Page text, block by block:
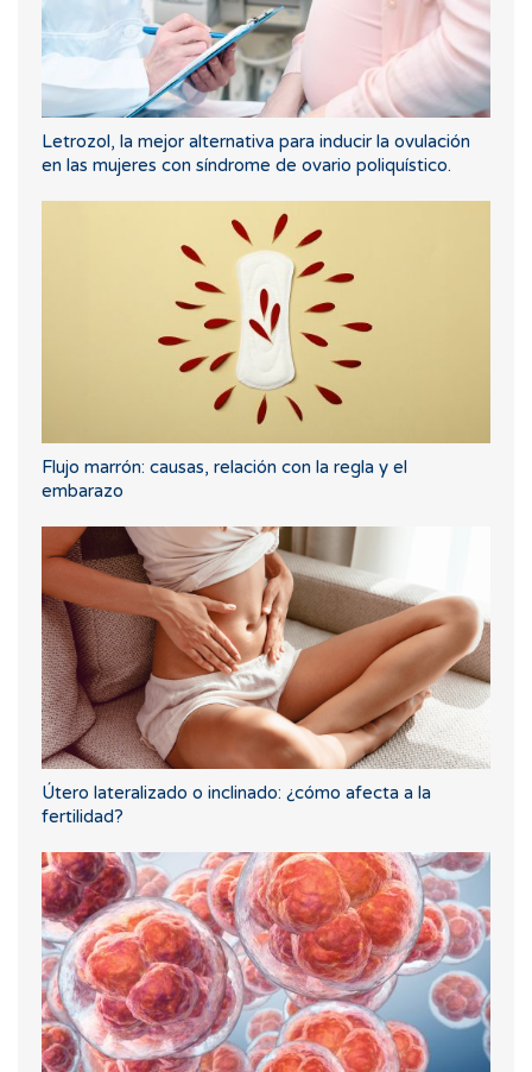
Letrozol, la mejor alternativa para inducir la ovulación
en las mujeres con síndrome de ovario poliquístico.
Flujo marrón: causas, relación con la regla y el
embarazo
Útero lateralizado o inclinado: ¿cómo afecta a la
fertilidad?